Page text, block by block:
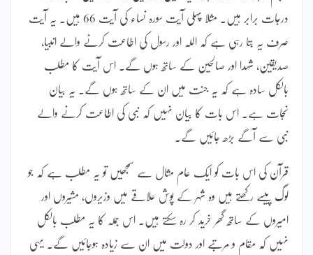
درجات برابر ہیں۔ مثلا پہلی آیت سورہ نساء کی آیت 66 ہیں۔ یہ آیت
صرف یہ بتا رہی ہے کہ اللہ اور رسول کی اطاعت کرنے والے انبیا،
صدیقین، شہدا اور صالحین کے ساتھ ہوں گے۔ اس آیت کا مطلب
بالکل سادہ ہے کہ یہ جنت میں ان کے ساتھ ہوں گے۔ یہ بیان
نجات ہے۔ اس بات کا بیان نہیں کہ نبی کی اطاعت کرنے والے
نبی سے آگے بڑھ جائیں گے۔
قرآن کی اس بات کو ایک عام مثال سے سمجھیں تو یہ مطلب ہے کہ جو
لوگ پیسے رکھتے ہیں وہ شہر کے پوش علاقے میں وزیروں، مشیروں اور
امیروں کے ساتھ گھر خرید کر رہ سکتے ہیں۔ اس جملہ کا یہ مطلب بالکل
نہیں کہ مقام و مرتبے اور دولت میں ان سے زیادہ ہوجائیں گے۔ یہی